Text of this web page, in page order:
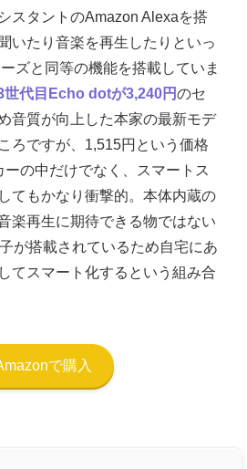
スタントのAmazon Alexaを搭
いたり音楽を再生したりといっ
ズと同等の機能を搭載していま
代目Echo dotが3,240円のセ
音質が向上した本家の最新モデ
ろですが、1,515円という価格
の中だけでなく、スマートス
てもかなり衝撃的。本体内蔵の
楽再生に期待できる物ではない
が搭載されているため自宅にあ
てスマート化するという組み合
で購入